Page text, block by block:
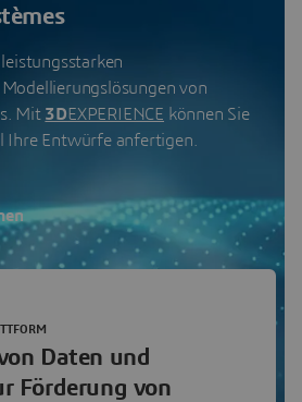
von
Mit 3DEXPERIENCE können Sie
Ihre Entwürfe anfertigen.
Daten und
Förderung von